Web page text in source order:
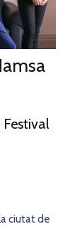
ciutat de